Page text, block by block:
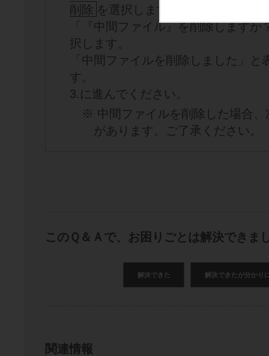
削除 を選択します。
「『中間ファイル』を削除します
択します。
「中間ファイルを削除しました」と
す。
3.に進んでください。
※ 中間ファイルを削除した場合
があります。ご了承ください。
このＱ＆Ａで、お困りごとは解決できま
解決できた 解決できたが分かり
関連情報